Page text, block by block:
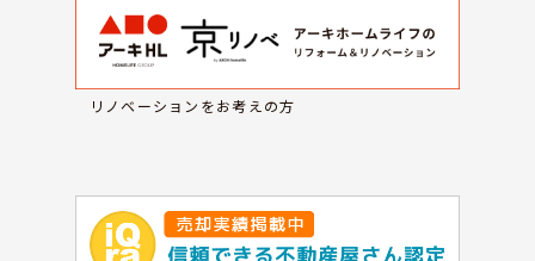
リノベーションをお考えの方